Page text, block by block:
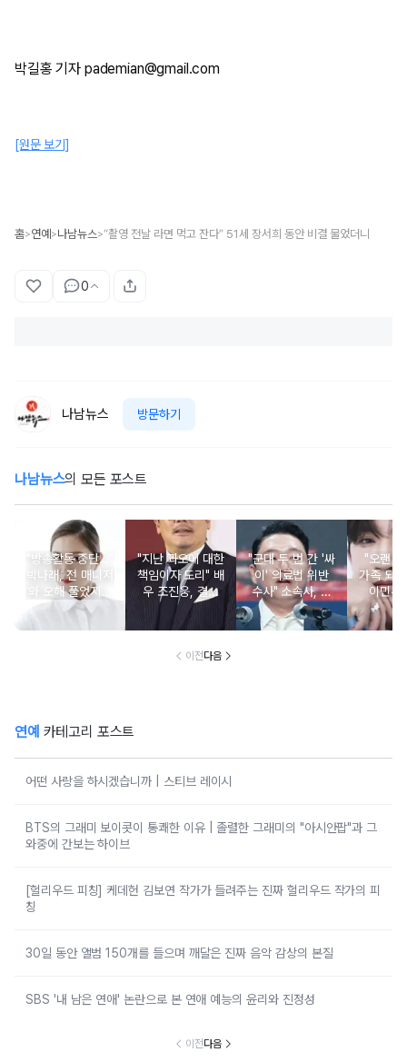
박길홍 기자 pademian@gmail.com
[원문 보기]
홈>연예 >나남뉴스>“촬영 전날 라면 먹고 잔다” 51세 장서희 동안 비결 물었더니
0
나남뉴스 방문하기
나남뉴스의 모든 포스트
"방송활동 중단…"
박나래, 전 매니저
와 오해 풀었지만
불찰 반성
"지난 과오에 대한
책임이자 도리" 배
우 조진웅, 결국
은퇴 선언
"군대 두 번 간 '싸
이' 의료법 위반
수사" 소속사, 수
면제 대리수령 불
찰...
"오랜
가족 되
이민우
이전다음
연예 카테고리 포스트
어떤 사랑을 하시겠습니까 | 스티브 레이시
BTS의 그래미 보이콧이 통쾌한 이유 | 졸렬한 그래미의 "아시안팝"과 그
와중에 간보는 하이브
[헐리우드 피칭] 케데헌 김보연 작가가 들려주는 진짜 헐리우드 작가의 피
칭
30일 동안 앨범 150개를 들으며 깨달은 진짜 음악 감상의 본질
SBS '내 남은 연애' 논란으로 본 연애 예능의 윤리와 진정성
이전다음